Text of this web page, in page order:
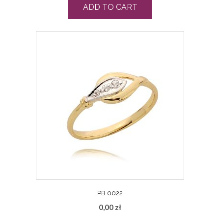
ADD TO CART
PB 0022
0,00 zł